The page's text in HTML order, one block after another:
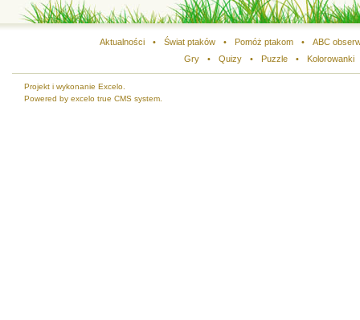
Aktualności • Świat ptaków • Pomóż ptakom •
ABC
Gry
• Quizy • Puzzle • Kolorowanki
Projekt i wykonanie Excelo.
Powered by excelo true CMS system.